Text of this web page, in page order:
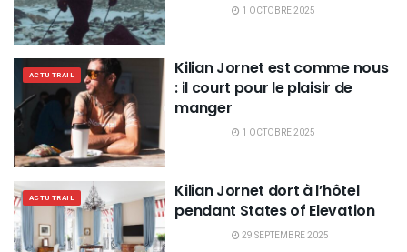
1 OCTOBRE 2025
ACTU TRAIL
Kilian Jornet est comme nous
: il court pour le plaisir de
manger
1 OCTOBRE 2025
ACTU TRAIL
Kilian Jornet dort à l’hôtel
pendant States of Elevation
29 SEPTEMBRE 2025